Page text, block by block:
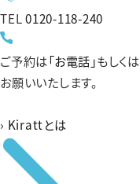
TEL0120-118-240
ご予約は「お電話」もしくは
お願いいたします。
› Kirattとは